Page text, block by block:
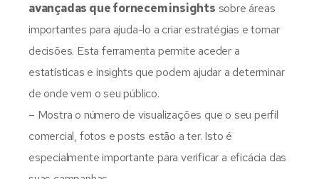
avançadas que fornecem insights sobre áreas
importantes para ajuda-lo a criar estratégias e tomar
decisões. Esta ferramenta permite aceder a
estatísticas e insights que podem ajudar a determinar
de onde vem o seu público.
– Mostra o número de visualizações que o seu perfil
comercial, fotos e posts estão a ter. Isto é
especialmente importante para verificar a eficácia das